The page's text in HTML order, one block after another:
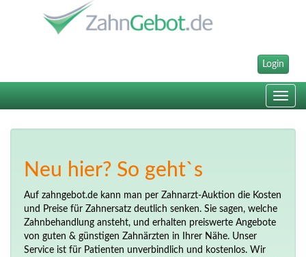
Login
Toggle
Neu hier? So geht`s
Auf zahngebot.de kann man per Zahnarzt-Auktion die Kosten
und Preise für Zahnersatz deutlich senken. Sie sagen, welche
Zahnbehandlung ansteht, und erhalten preiswerte Angebote
von guten & günstigen Zahnärzten in Ihrer Nähe. Unser
Service ist für Patienten unverbindlich und kostenlos. Wir